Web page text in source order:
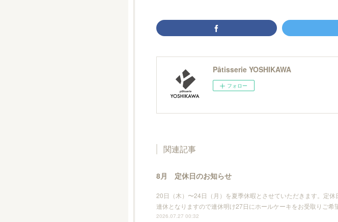
Pâtisserie YOSHIKAWA
フォロー
関連記事
8月 定休日のお知らせ
20日（木）〜24日（月）を夏季休暇とさせていただきます。定
連休となりますので連休明け27日にホールケーキをお受取りご希
2026.07.27 00:32